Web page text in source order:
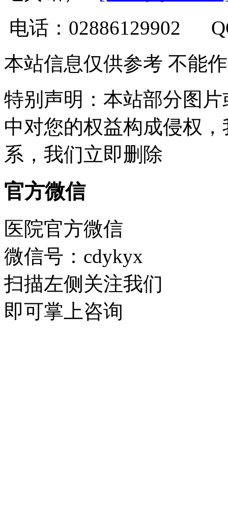
电话：02886129902
本站信息仅供参考 不能
特别声明：本站部分图
中对您的权益构成侵权
系，我们立即删除
官方微信
医院官方微信
微信号：cdykyx
扫描左侧关注我们
即可掌上咨询